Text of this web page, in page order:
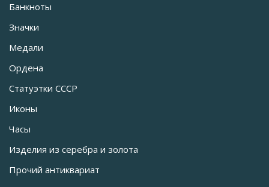
Банкноты
Значки
Медали
Ордена
Статуэтки СССР
Иконы
Часы
Изделия из серебра и золота
Прочий антиквариат